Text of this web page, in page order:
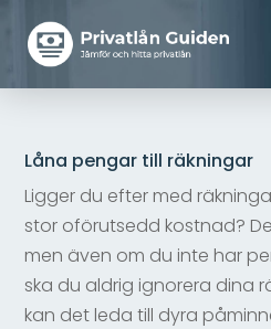
Låna pengar till räkningar
Ligger du efter med
stor oförutsedd kostnad?
men även om du inte har
ska du aldrig ignorera dina
kan det leda till dyra